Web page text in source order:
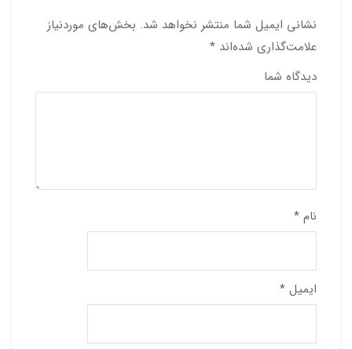
نشانی ایمیل شما منتشر نخواهد شد. بخش‌های موردنیاز
علامت‌گذاری شده‌اند *
دیدگاه شما
نام *
ایمیل *